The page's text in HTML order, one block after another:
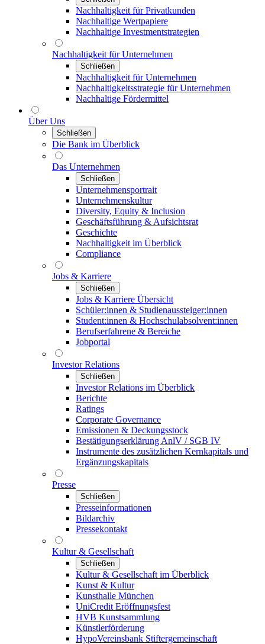
Nachhaltigkeit für Privatkunden
Nachhaltige Wertpapiere
Nachhaltige Investmentstrategien
Nachhaltigkeit für Unternehmen
Schließen
Nachhaltigkeit für Unternehmen
Nachhaltigkeitsstrategie für Unternehmen
Nachhaltige Fördermittel
Über Uns
Schließen
Die Bank im Überblick
Das Unternehmen
Schließen
Unternehmensportrait
Unternehmenskultur
Diversity, Equity & Inclusion
Geschäftsführung & Aufsichtsrat
Geschichte
Nachhaltigkeit im Überblick
Compliance
Jobs & Karriere
Schließen
Jobs & Karriere Übersicht
Schüler:innen & Studienaussteiger:innen
Student:innen & Hochschulabsolvent:innen
Berufserfahrene & Bereiche
Jobportal
Investor Relations
Schließen
Investor Relations im Überblick
Berichte
Ratings
Corporate Governance
Emissionen & Deckungsstock
Bestätigungserklärung AnlV / SGB IV
Instrumente des zusätzlichen Kernkapitals und
Ergänzungskapitals
Presse
Schließen
Presseinformationen
Bildarchiv
Pressekontakt
Kultur & Gesellschaft
Schließen
Kultur & Gesellschaft im Überblick
Kunst & Kultur
Kunsthalle München
UniCredit Eröffnungsfest
HVB Kunstsammlung
Künstlerförderung
HypoVereinsbank Stiftergemeinschaft